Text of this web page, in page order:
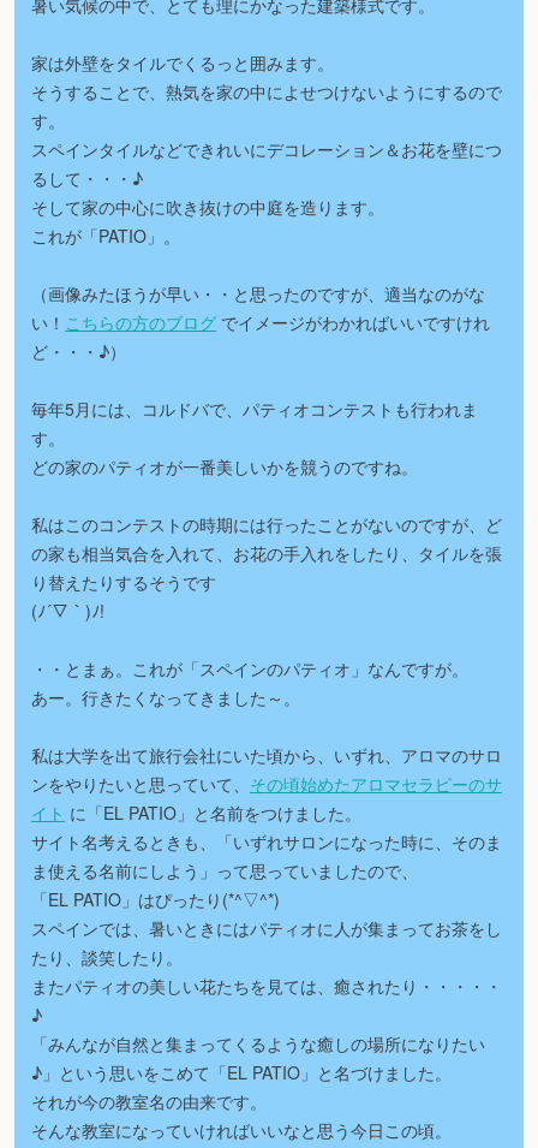
家は外壁をタイルでくるっと囲みます。
そうすることで、熱気を家の中によせつけないようにするので
す。
スペインタイルなどできれいにデコレーション＆お花を壁につ
るして・・・♪
そして家の中心に吹き抜けの中庭を造ります。
これが「PATIO」。
（画像みたほうが早い・・と思ったのですが、適当なのがな
い！ こちらの方のブログ でイメージがわかればいいですけれ
ど・・・♪）
毎年5月には、コルドバで、パティオコンテストも行われま
す。
どの家のパティオが一番美しいかを競うのですね。
私はこのコンテストの時期には行ったことがないのですが、ど
の家も相当気合を入れて、お花の手入れをしたり、タイルを張
り替えたりするそうです
(ﾉ´▽｀)ﾉ!
・・とまぁ。これが「スペインのパティオ」なんですが。
あー。行きたくなってきました～。
私は大学を出て旅行会社にいた頃から、いずれ、アロマのサロ
ンをやりたいと思っていて、 その頃始めたアロマセラピーのサ
イト に「EL PATIO」と名前をつけました。
サイト名考えるときも、「いずれサロンになった時に、そのま
ま使える名前にしよう」って思っていましたので、
「EL PATIO」はぴったり(*^▽^*)
スペインでは、暑いときにはパティオに人が集まってお茶をし
たり、談笑したり。
またパティオの美しい花たちを見ては、癒されたり・・・・・
♪
「みんなが自然と集まってくるような癒しの場所になりたい
♪」という思いをこめて「EL PATIO」と名づけました。
それが今の教室名の由来です。
そんな教室になっていければいいなと思う今日この頃。